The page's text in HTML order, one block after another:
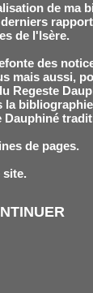
de ma
de l'Isère.
des
mais aussi,
Regeste
la
Dauphiné
de pages.
site.